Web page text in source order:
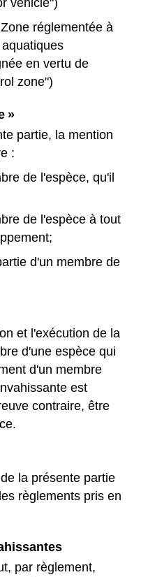
Zone réglementée à
en vertu de
zone")
»
partie, la mention
:
de l'espèce, qu'il
de l'espèce à tout
d'un membre de
et l'exécution de la
d'une espèce qui
d'un membre
est
contraire, être
la présente partie
règlements pris en
par règlement,